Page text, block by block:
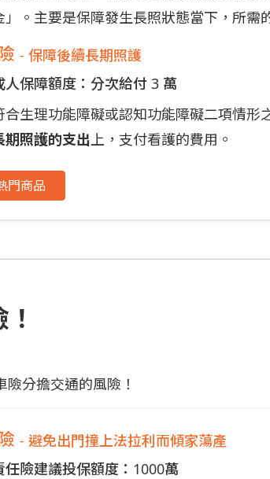
」。主要是保障發生長照狀態當下，所需
- 保障後續長期照護
人保障額度：分次給付 3 萬
合生理功能障礙或認知功能障礙二項情形
期照護的支出上，支付看護的費用。
門商品
分擔交通的風險！
- 避免出門撞上法拉利而傾家蕩產
任險建議投保額度：1000萬